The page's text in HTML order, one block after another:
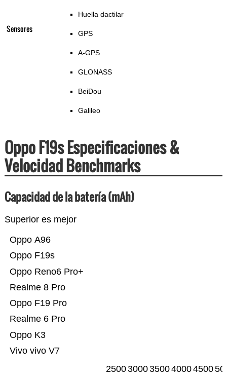
Sensores
Huella dactilar
GPS
A-GPS
GLONASS
BeiDou
Galileo
Oppo F19s Especificaciones &
Velocidad Benchmarks
Capacidad de la batería (mAh)
Superior es mejor
Vivo vivo V7
Oppo K3
Realme 6 Pro
Oppo F19 Pro
Realme 8 Pro
Oppo Reno6 Pro+
Oppo F19s
Oppo A96
25003000350040004500